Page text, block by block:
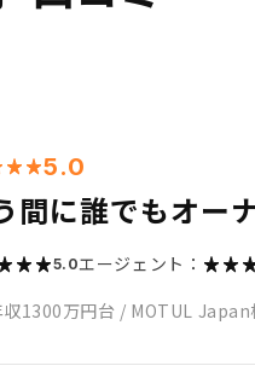
5.0
間に誰でもオー
5.0エージェント：
収1300万円台 / MOTUL Japan